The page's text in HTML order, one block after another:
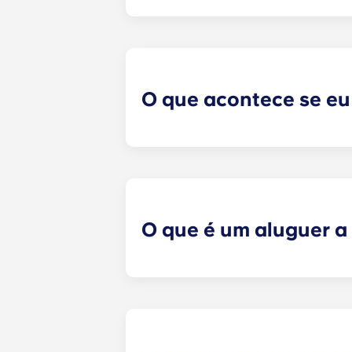
O que acontece se
O que é um aluguer